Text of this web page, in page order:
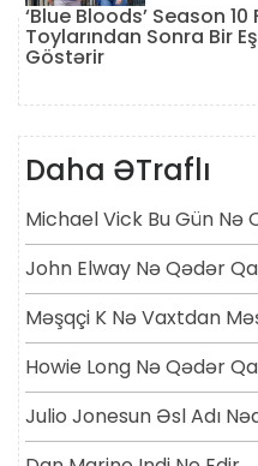
‘Blue Bloods’ Season
Toylarından Sonra Bir
Göstərir
Daha ƏTraflı
Michael Vick Bu Gün Nə
John Elway Nə Qədər
Məşqçi K Nə Vaxtdan
Howie Long Nə Qədər
Julio Jonesun Əsl Adı